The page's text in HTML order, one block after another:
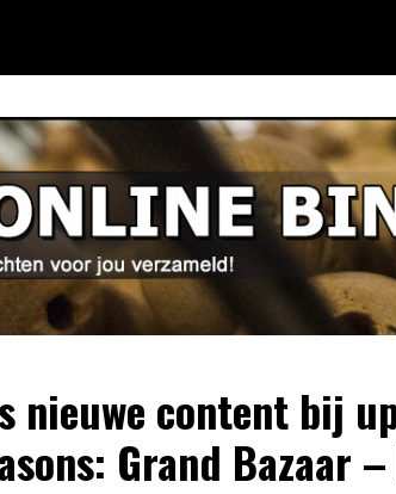
nieuwe content bij
Grand Bazaar –